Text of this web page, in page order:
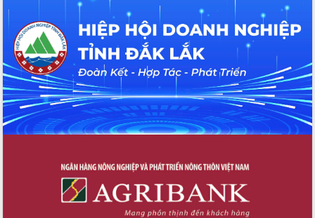
Thứ trưởng Bộ Y tế làm việc với tỉnh
Đắk Lắk về phát triển nhân lực y tế
cho trạm y tế cấp xã
Du lịch Đắk Lắk nâng tầm trải nghiệm
du khách thông qua Hệ thống cơ sở dữ
liệu và Bản đồ số
Tập huấn ứng dụng trí tuệ nhân tạo (AI)
trong thương mại điện tử năm 2026
Đoàn đại biểu Quốc hội tỉnh Đắk Lắk
nhất, Quốc hội khóa XVI
Quyết liệt cải cách hành chính, khơi
thông nguồn lực phát triển
Nâng cao hiệu lực, hiệu quả HĐND